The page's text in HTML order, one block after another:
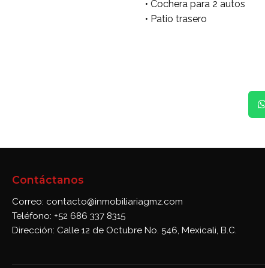
• Cochera para 2 autos
• Patio trasero
Contáctanos
Correo: contacto@inmobiliariagmz.com
Teléfono: +52 686 337 8315
Dirección: Calle 12 de Octubre No. 546, Mexicali, B.C.